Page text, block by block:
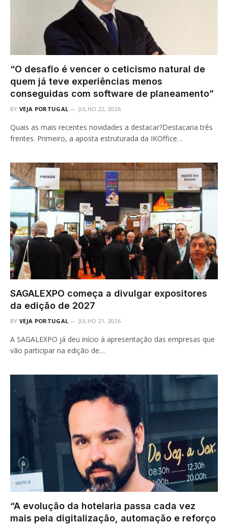
“O desafio é vencer o ceticismo natural de
quem já teve experiências menos
conseguidas com software de planeamento”
BY VEJA PORTUGAL JULHO 22, 2026
Quais as mais recentes novidades a destacar?Destacaria três
frentes. Primeiro, a aposta estruturada da IKOffice…
SAGALEXPO começa a divulgar expositores
da edição de 2027
BY VEJA PORTUGAL JULHO 21, 2026
A SAGALEXPO já deu início à apresentação das empresas que
vão participar na edição de…
“A evolução da hotelaria passa cada vez
mais pela digitalização, automação e reforço